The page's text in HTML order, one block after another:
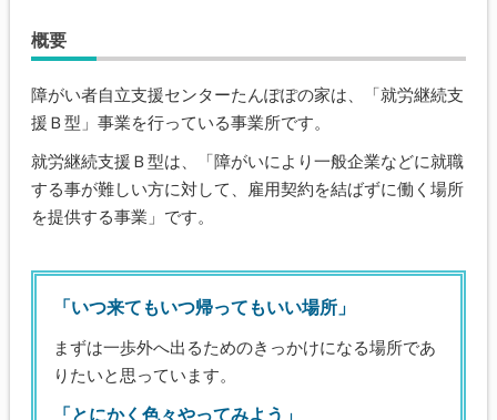
概要
障がい者自立支援センターたんぽぽの家は、「就労継続支
援Ｂ型」事業を行っている事業所です。
就労継続支援Ｂ型は、「障がいにより一般企業などに就職
する事が難しい方に対して、雇用契約を結ばずに働く場所
を提供する事業」です。
「いつ来てもいつ帰ってもいい場所」
まずは一歩外へ出るためのきっかけになる場所であ
りたいと思っています。
「とにかく色々やってみよう」